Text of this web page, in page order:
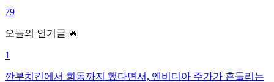
79
오늘의 인기글 🔥
1
깐부치킨에서 회동까지 했다면서, 엔비디아 주가가 흔들리는